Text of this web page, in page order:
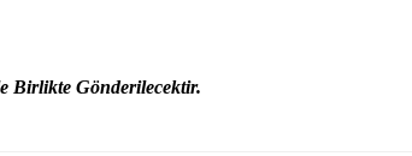
Birlikte Gönderilecektir.